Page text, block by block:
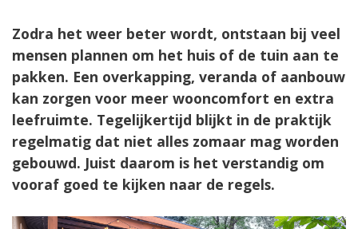
Zodra het weer beter wordt, ontstaan bij veel
mensen plannen om het huis of de tuin aan te
pakken. Een overkapping, veranda of aanbouw
kan zorgen voor meer wooncomfort en extra
leefruimte. Tegelijkertijd blijkt in de praktijk
regelmatig dat niet alles zomaar mag worden
gebouwd. Juist daarom is het verstandig om
vooraf goed te kijken naar de regels.